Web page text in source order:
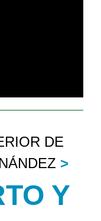
DE
>
Y